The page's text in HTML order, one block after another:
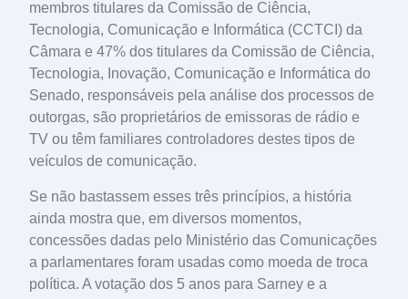
membros titulares da Comissão de Ciência,
Tecnologia, Comunicação e Informática (CCTCI) da
Câmara e 47% dos titulares da Comissão de Ciência,
Tecnologia, Inovação, Comunicação e Informática do
Senado, responsáveis pela análise dos processos de
outorgas, são proprietários de emissoras de rádio e
TV ou têm familiares controladores destes tipos de
veículos de comunicação.
Se não bastassem esses três princípios, a história
ainda mostra que, em diversos momentos,
concessões dadas pelo Ministério das Comunicações
a parlamentares foram usadas como moeda de troca
política. A votação dos 5 anos para Sarney e a